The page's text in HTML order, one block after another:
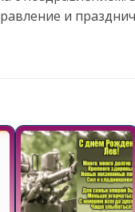
и